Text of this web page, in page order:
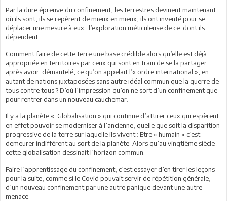
Par la dure épreuve du confinement, les terrestres devinent maintenant
où ils sont, ils se repèrent de mieux en mieux, ils ont inventé pour se
déplacer une mesure à eux : l’exploration méticuleuse de ce dont ils
dépendent.
Comment faire de cette terre une base crédible alors qu’elle est déjà
appropriée en territoires par ceux qui sont en train de se la partager
après avoir démantelé, ce qu’on appelait l’« ordre international », en
autant de nations juxtaposées sans autre idéal commun que la guerre de
tous contre tous ? D’où l’impression qu’on ne sort d’un confinement que
pour rentrer dans un nouveau cauchemar.
Il y a la planète « Globalisation » qui continue d’attirer ceux qui espèrent
en effet pouvoir se moderniser à l’ancienne, quelle que soit la disparition
progressive de la terre sur laquelle ils vivent : Etre « humain » c’est
demeurer indifférent au sort de la planète. Alors qu’au vingtième siècle
cette globalisation dessinait l’horizon commun.
Faire l’apprentissage du confinement, c’est essayer d’en tirer les leçons
pour la suite, comme si le Covid pouvait servir de répétition générale,
d’un nouveau confinement par une autre panique devant une autre
menace.